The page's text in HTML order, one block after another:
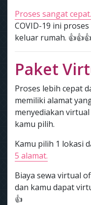
Proses sangat cepat.
COVID-19 ini
keluar rumah. 👍👍👍
Paket
Proses lebih cepat
memiliki alamat
menyediakan
kamu pilih.
Kamu pilih 1 lokasi
5 alamat.
Biaya sewa virtual
dan kamu dapat
👍